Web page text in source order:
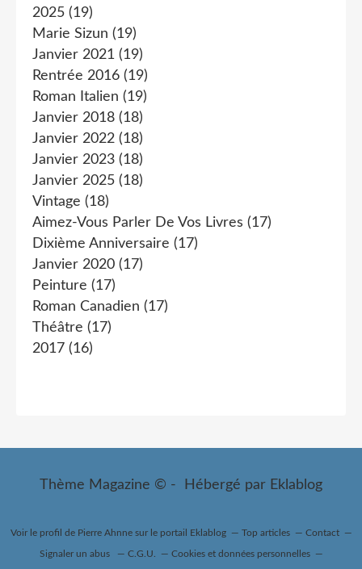
2025 (19)
Marie Sizun (19)
Janvier 2021 (19)
Rentrée 2016 (19)
Roman Italien (19)
Janvier 2018 (18)
Janvier 2022 (18)
Janvier 2023 (18)
Janvier 2025 (18)
Vintage (18)
Aimez-Vous Parler De Vos Livres (17)
Dixième Anniversaire (17)
Janvier 2020 (17)
Peinture (17)
Roman Canadien (17)
Théâtre (17)
2017 (16)
Thème Magazine © - Hébergé par Eklablog
Voir le profil de Pierre Ahnnesur le portail Eklablog Top articles Contact
Signaler un abus C.G.U. Cookies et données personnelles